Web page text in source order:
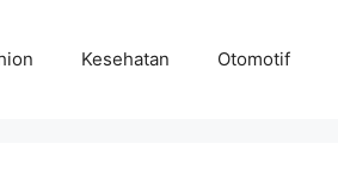
Kesehatan Otomotif